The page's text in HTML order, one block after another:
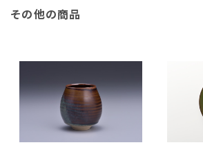
その他の商品